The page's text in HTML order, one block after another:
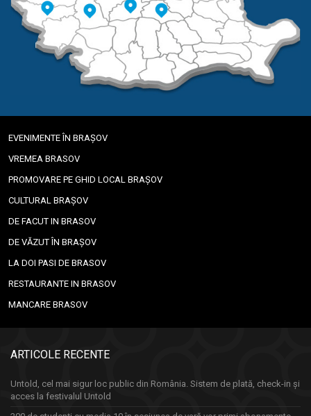
EVENIMENTE ÎN BRAȘOV
VREMEA BRASOV
PROMOVARE PE GHID LOCAL BRAȘOV
CULTURAL BRAȘOV
DE FACUT IN BRASOV
DE VĂZUT ÎN BRAȘOV
LA DOI PASI DE BRASOV
RESTAURANTE IN BRASOV
MANCARE BRASOV
ARTICOLE RECENTE
Untold, cel mai sigur loc public din România. Sistem de plată, check-in și
acces la festivalul Untold